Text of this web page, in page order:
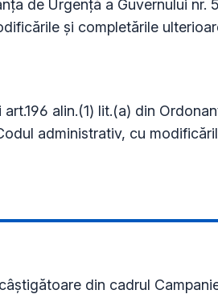
de Urgență a Guvernului nr.
și completările
alin.(1) lit.(a) din
administrativ, cu
din cadrul